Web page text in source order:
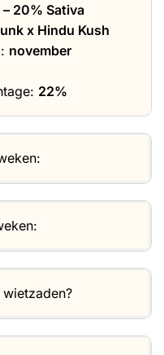
20% Sativa
x Hindu Kush
november
22%